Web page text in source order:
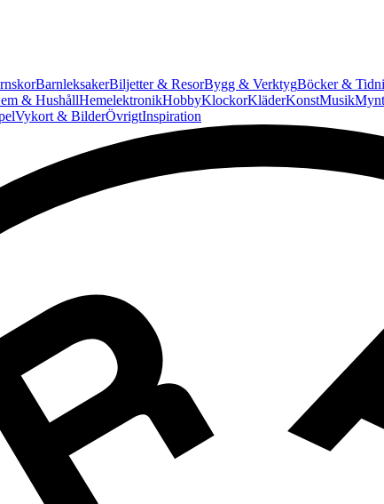
BarnleksakerBiljetter & ResorBygg & VerktygBöcker &
& HushållHemelektronikHobbyKlockorKläderKonstMusik
Vykort & BilderÖvrigtInspiration